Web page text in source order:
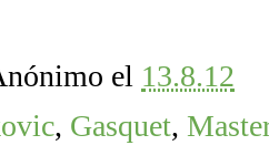
el 13.8.12
, Gasquet,